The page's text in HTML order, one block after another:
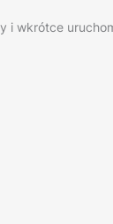
i wkrótce